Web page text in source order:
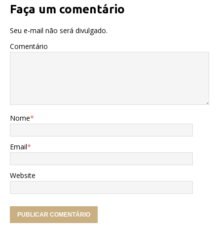
Faça um comentário
Seu e-mail não será divulgado.
Comentário
Nome*
Email*
Website